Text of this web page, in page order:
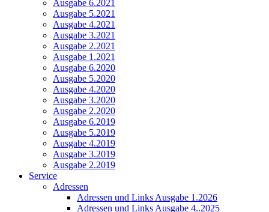
Ausgabe 6.2021
Ausgabe 5.2021
Ausgabe 4.2021
Ausgabe 3.2021
Ausgabe 2.2021
Ausgabe 1.2021
Ausgabe 6.2020
Ausgabe 5.2020
Ausgabe 4.2020
Ausgabe 3.2020
Ausgabe 2.2020
Ausgabe 6.2019
Ausgabe 5.2019
Ausgabe 4.2019
Ausgabe 3.2019
Ausgabe 2.2019
Service
Adressen
Adressen und Links Ausgabe 1.2026
Adressen und Links Ausgabe 4..2025